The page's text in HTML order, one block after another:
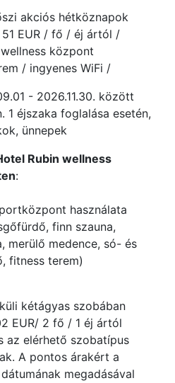
akciós hétköznapok
51 EUR / fő / éj ártól /
központ
/ ingyenes WiFi /
- 2026.11.30. között
1 éjszaka foglalása esetén,
ünnepek
Rubin wellness
:
használata
finn szauna,
merülő medence, só- és
fitness terem)
kétágyas szobában
EUR/ 2 fő / 1 éj ártól
az elérhető szobatípus
A pontos árakért a
megadásával